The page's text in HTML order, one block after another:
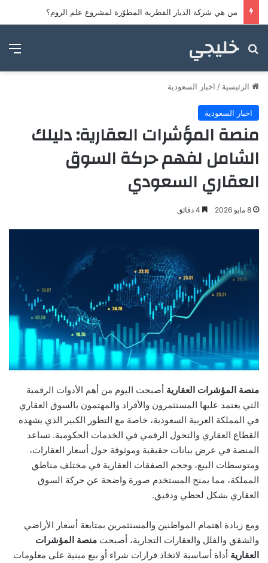
من هي شركة الديار القطرية المطوّرة لمشروع علم الروم؟
خليجي
بحث عن
الرئيسية / اخبار السعودية
اخبار السعودية
منصة المؤشرات العقارية: دليلك
الشامل لفهم حركة السوق
العقاري السعودي
8 مايو 2026
منصة المؤشرات العقارية أصبحت اليوم من أهم الأدوات الرقمية
التي يعتمد عليها المستثمرون والأفراد والمهتمون بالسوق العقاري
في المملكة العربية السعودية، خاصة مع التطور الكبير الذي يشهده
القطاع العقاري والتحول الرقمي في الخدمات الحكومية. تساعد
المنصة في عرض بيانات حقيقية وموثوقة حول أسعار العقارات،
ومتوسطات البيع، وحجم الصفقات العقارية في مختلف مناطق
المملكة، مما يمنح المستخدم صورة واضحة عن حركة السوق
العقاري بشكل لحظي ودقيق.
ومع زيادة اهتمام المواطنين والمستثمرين بمتابعة أسعار الأراضي
والشقق والفلل والعقارات التجارية، أصبحت منصة المؤشرات
العقارية أداة أساسية لاتخاذ قرارات شراء أو بيع مبنية على معلومات